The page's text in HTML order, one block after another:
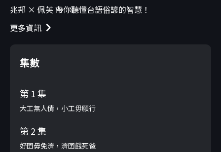
兆邦 × 佩芙 帶你聽懂台語俗諺的智慧！
更多資訊
集數
第 1 集
大工無人倩，小工毋願行
第 2 集
好囝毋免濟，濟囝餓死爸